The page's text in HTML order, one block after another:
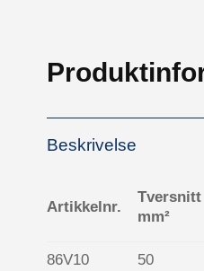
Beskrivelse
Artikkelnr.
Tversnitt
mm²
86V10
50